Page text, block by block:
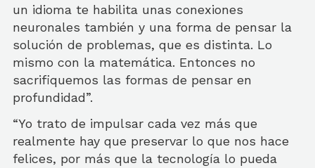
un idioma te habilita unas conexiones
neuronales también y una forma de pensar la
solución de problemas, que es distinta. Lo
mismo con la matemática. Entonces no
sacrifiquemos las formas de pensar en
profundidad”.
“Yo trato de impulsar cada vez más que
realmente hay que preservar lo que nos hace
felices, por más que la tecnología lo pueda